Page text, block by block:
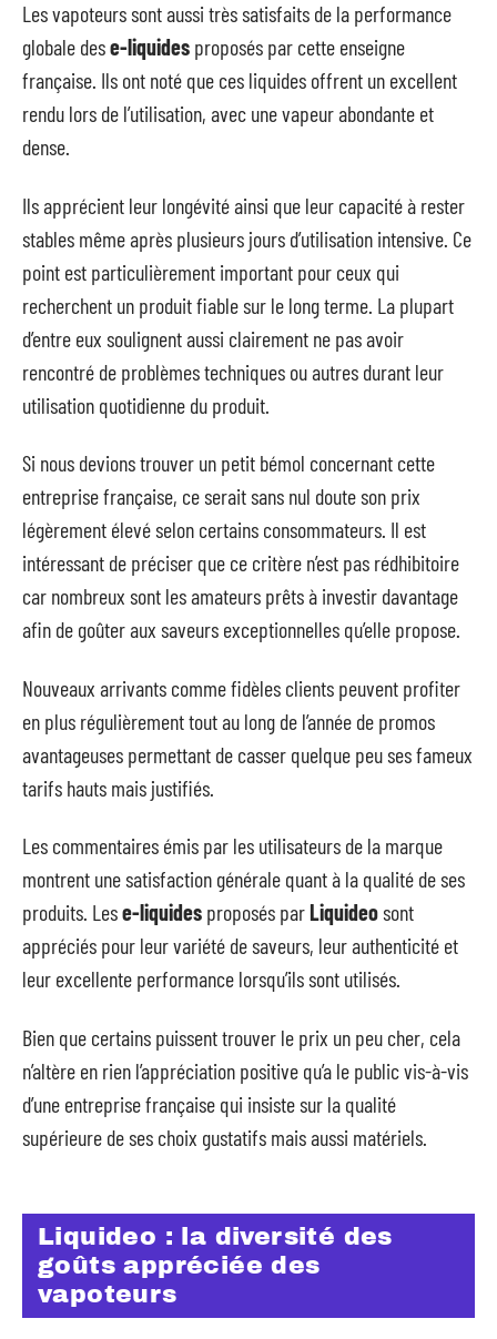
Les vapoteurs sont aussi très satisfaits de la performance
globale dese-liquides proposés par cette enseigne
française. Ils ont noté que ces liquides offrent un excellent
rendu lors de l’utilisation, avec une vapeur abondante et
dense.
Ils apprécient leur longévité ainsi que leur capacité à rester
stables même après plusieurs jours d’utilisation intensive. Ce
point est particulièrement important pour ceux qui
recherchent un produit fiable sur le long terme. La plupart
d’entre eux soulignent aussi clairement ne pas avoir
rencontré de problèmes techniques ou autres durant leur
utilisation quotidienne du produit.
Si nous devions trouver un petit bémol concernant cette
entreprise française, ce serait sans nul doute son prix
légèrement élevé selon certains consommateurs. Il est
intéressant de préciser que ce critère n’est pas rédhibitoire
car nombreux sont les amateurs prêts à investir davantage
afin de goûter aux saveurs exceptionnelles qu’elle propose.
Nouveaux arrivants comme fidèles clients peuvent profiter
en plus régulièrement tout au long de l’année de promos
avantageuses permettant de casser quelque peu ses fameux
tarifs hauts mais justifiés.
Les commentaires émis par les utilisateurs de la marque
montrent une satisfaction générale quant à la qualité de ses
produits. Lese-liquides proposés parLiquideosont
appréciés pour leur variété de saveurs, leur authenticité et
leur excellente performance lorsqu’ils sont utilisés.
Bien que certains puissent trouver le prix un peu cher, cela
n’altère en rien l’appréciation positive qu’a le public vis-à-vis
d’une entreprise française qui insiste sur la qualité
supérieure de ses choix gustatifs mais aussi matériels.
Liquideo : la diversité des
goûts appréciée des
vapoteurs